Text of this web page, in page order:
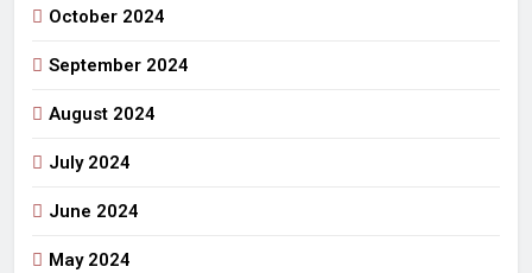
October 2024
September 2024
August 2024
July 2024
June 2024
May 2024